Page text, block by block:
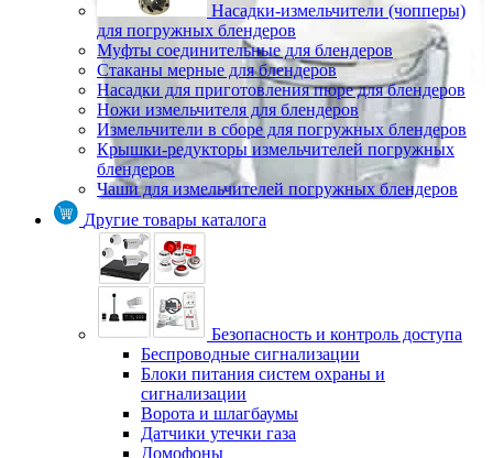
Насадки-измельчители (чопперы)
для погружных блендеров
Муфты соединительные для блендеров
Стаканы мерные для блендеров
Насадки для приготовления пюре для блендеров
Ножи измельчителя для блендеров
Измельчители в сборе для погружных блендеров
Крышки-редукторы измельчителей погружных
блендеров
Чаши для измельчителей погружных блендеров
Другие товары каталога
Безопасность и контроль доступа
Беспроводные сигнализации
Блоки питания систем охраны и
сигнализации
Ворота и шлагбаумы
Датчики утечки газа
Домофоны